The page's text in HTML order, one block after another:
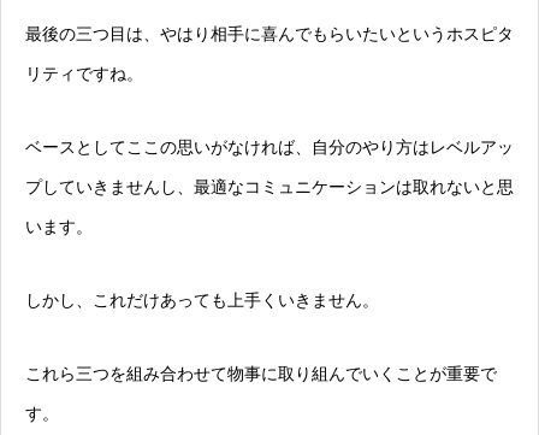
最後の三つ目は、やはり相手に喜んでもらいたいというホスピタ
リティですね。
ベースとしてここの思いがなければ、自分のやり方はレベルアッ
プしていきませんし、最適なコミュニケーションは取れないと思
います。
しかし、これだけあっても上手くいきません。
これら三つを組み合わせて物事に取り組んでいくことが重要で
す。